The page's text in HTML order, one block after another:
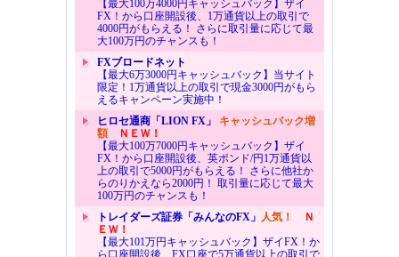
【最大100万4000円キャッシュバック】ザイ
FX！から口座開設後、1万通貨以上の取引で
4000円がもらえる！ さらに取引量に応じて最
大100万円のチャンスも！
FXブロードネット
【最大6万3000円キャッシュバック】当サイト
限定！1万通貨以上の取引で現金3000円がもら
えるキャンペーン実施中！
ヒロセ通商「LION FX」 キャッシュバック増
額ＮＥＷ！
【最大100万7000円キャッシュバック】ザイ
FX！から口座開設後、英ポンド/円1万通貨以
上の取引で5000円がもらえる！ さらに他社か
らのりかえなら2000円！ 取引量に応じて最大
100万円のチャンスも！
トレイダーズ証券「みんなのFX」 人気！
Ｎ
ＥＷ！
【最大101万円キャッシュバック】ザイFX！か